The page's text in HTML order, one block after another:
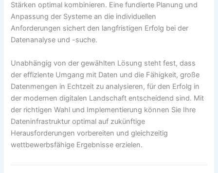
Stärken optimal kombinieren. Eine fundierte Planung und
Anpassung der Systeme an die individuellen
Anforderungen sichert den langfristigen Erfolg bei der
Datenanalyse und -suche.
Unabhängig von der gewählten Lösung steht fest, dass
der effiziente Umgang mit Daten und die Fähigkeit, große
Datenmengen in Echtzeit zu analysieren, für den Erfolg in
der modernen digitalen Landschaft entscheidend sind. Mit
der richtigen Wahl und Implementierung können Sie Ihre
Dateninfrastruktur optimal auf zukünftige
Herausforderungen vorbereiten und gleichzeitig
wettbewerbsfähige Ergebnisse erzielen.